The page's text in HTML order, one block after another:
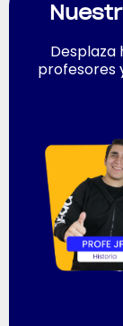
Desplaza
profesores